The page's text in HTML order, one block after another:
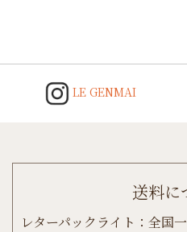
LE GENMAI
送料に
レターパックライト：全国